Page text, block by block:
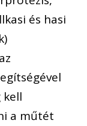
és hasi
kell
a műtét